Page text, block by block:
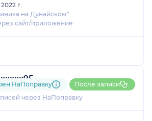
г.
на Дунайском"
сайт/приложение
через НаПоправку
НаПоправку После записи